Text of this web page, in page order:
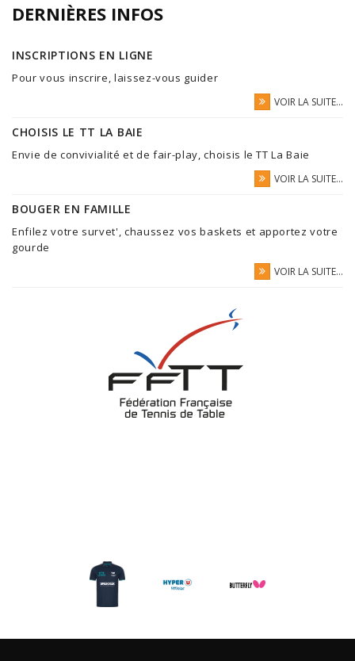
DERNIÈRES INFOS
INSCRIPTIONS EN LIGNE
Pour vous inscrire, laissez-vous guider
VOIR LA SUITE...
CHOISIS LE TT LA BAIE
Envie de convivialité et de fair-play, choisis le TT La Baie
VOIR LA SUITE...
BOUGER EN FAMILLE
Enfilez votre survet', chaussez vos baskets et apportez votre
gourde
VOIR LA SUITE...